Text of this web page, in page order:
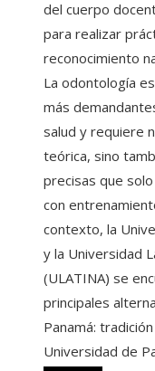
del cuerpo
para realizar
reconocimiento
La odontología
más
salud y requiere
teórica, sino
precisas que
con
contexto, la
y la Universidad
(ULATINA) se
principales
Panamá:
Universidad de